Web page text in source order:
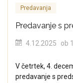
Predavanja
Predavanje s
4.12.2025 ob
V četrtek, 4.
predavanje s